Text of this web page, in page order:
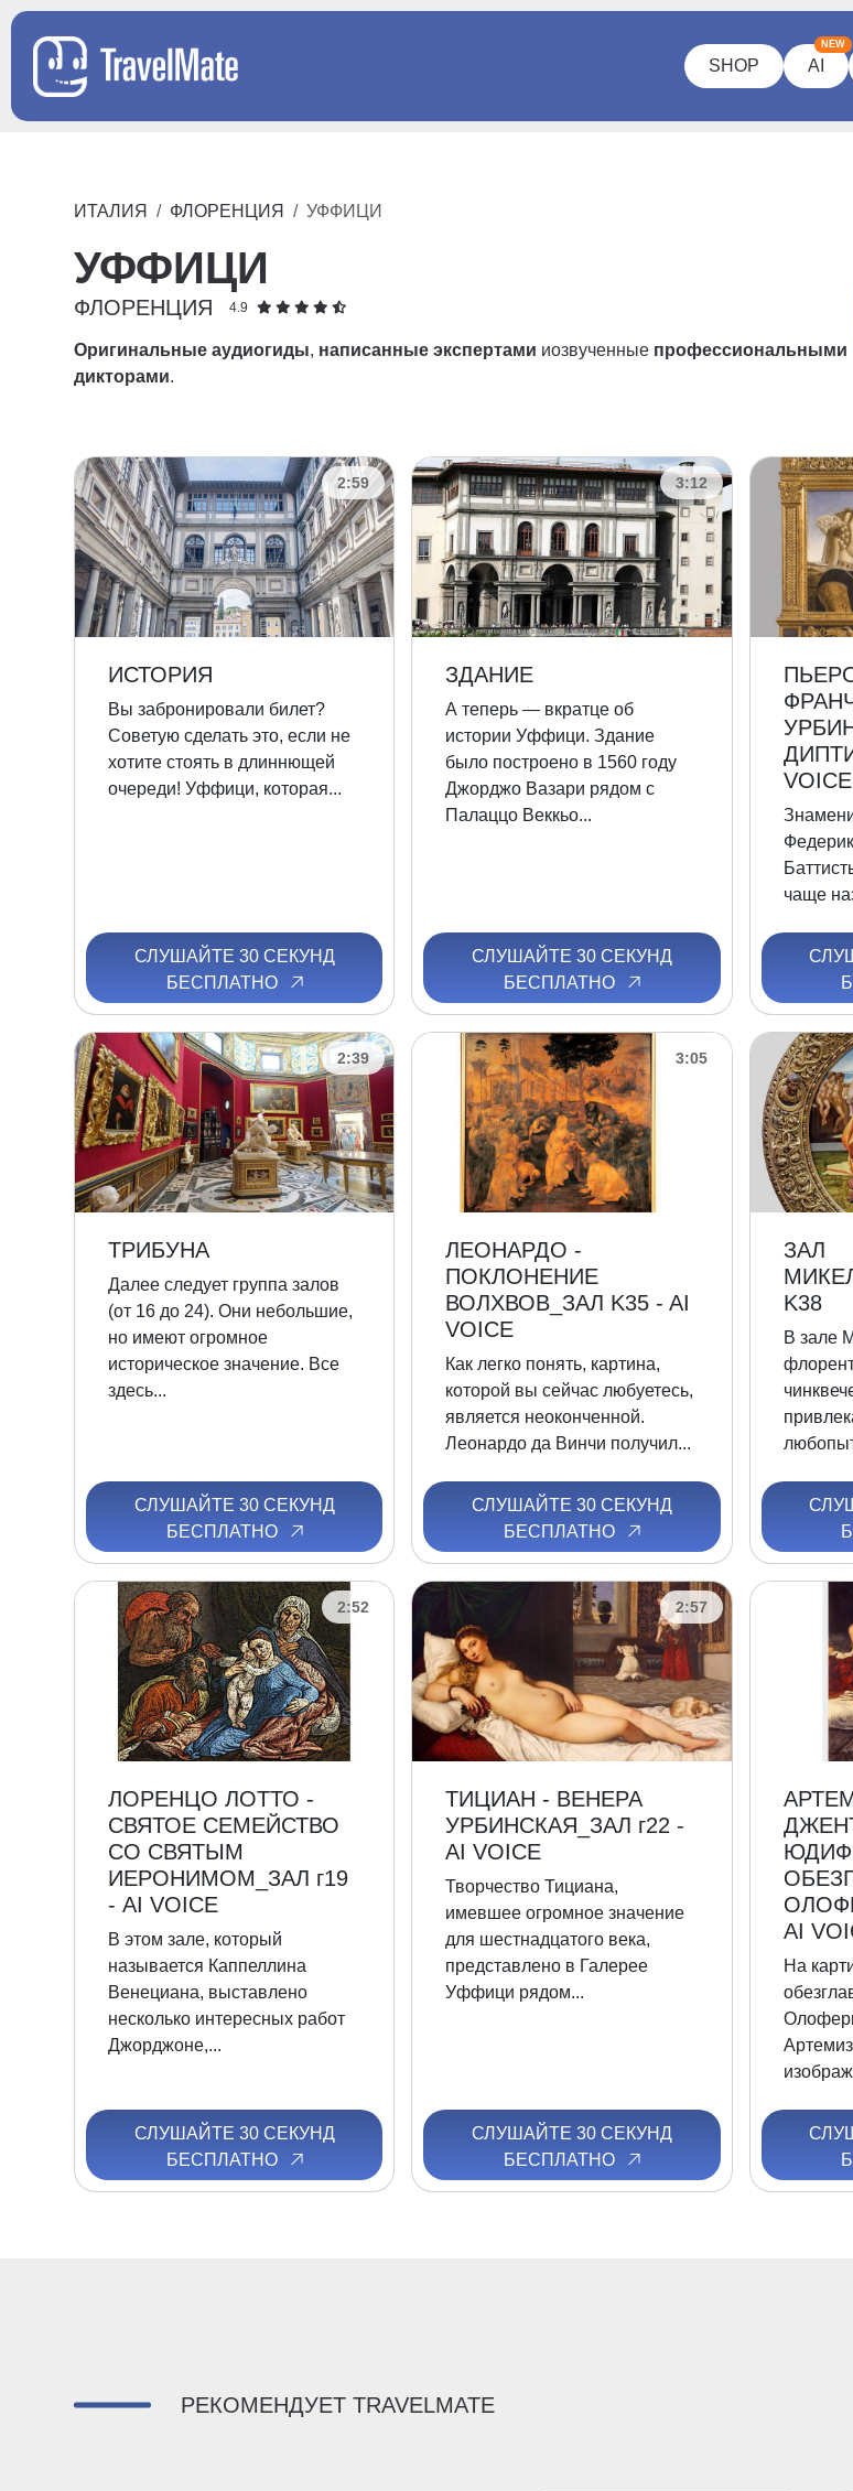
SHOP AI
NEW
ИТАЛИЯ ФЛОРЕНЦИЯ УФФИЦИ
УФФИЦИ
ФЛОРЕНЦИЯ 4.9
Оригинальные аудиогиды, написанные экспертами иозвученные профессиональными
дикторами.
2:59
ИСТОРИЯ
Вы забронировали билет?
Советую сделать это, если не
хотите стоять в длиннющей
очереди! Уффици, которая...
СЛУШАЙТЕ 30 СЕКУНД
БЕСПЛАТНО
3:12
ЗДАНИЕ
А теперь — вкратце об
истории Уффици. Здание
было построено в 1560 году
Джорджо Вазари рядом с
Палаццо Веккьо...
СЛУШАЙТЕ 30 СЕКУНД
БЕСПЛАТНО
VOICE
чаще
2:39
ТРИБУНА
Далее следует группа залов
(от 16 до 24). Они небольшие,
но имеют огромное
историческое значение. Все
здесь...
СЛУШАЙТЕ 30 СЕКУНД
БЕСПЛАТНО
3:05
ЛЕОНАРДО -
ПОКЛОНЕНИЕ
ВОЛХВОВ_ЗАЛ K35 - AI
VOICE
Как легко понять, картина,
которой вы сейчас любуетесь,
является неоконченной.
Леонардо да Винчи получил...
СЛУШАЙТЕ 30 СЕКУНД
БЕСПЛАТНО
ЗАЛ
K38
В зале
2:52
ЛОРЕНЦО ЛОТТО -
СВЯТОЕ СЕМЕЙСТВО
СО СВЯТЫМ
ИЕРОНИМОМ_ЗАЛ г19
- AI VOICE
В этом зале, который
называется Каппеллина
Венециана, выставлено
несколько интересных работ
Джорджоне,...
СЛУШАЙТЕ 30 СЕКУНД
БЕСПЛАТНО
2:57
ТИЦИАН - ВЕНЕРА
УРБИНСКАЯ_ЗАЛ г22 -
AI VOICE
Творчество Тициана,
имевшее огромное значение
для шестнадцатого века,
представлено в Галерее
Уффици рядом...
СЛУШАЙТЕ 30 СЕКУНД
БЕСПЛАТНО
AI
На
РЕКОМЕНДУЕТ TRAVELMATE